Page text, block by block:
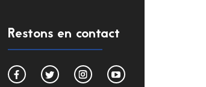
Restons en contact